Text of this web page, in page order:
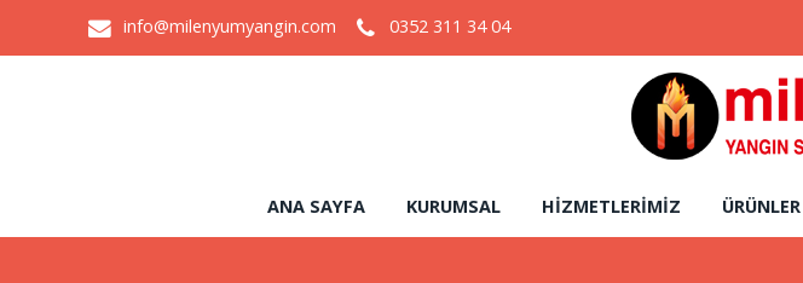
info@milenyumyangin.com 0352 311 34 04
ANA SAYFA KURUMSAL HIZMETLERIMIZ ÜRÜNLER